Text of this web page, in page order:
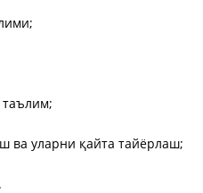
ва уларни қайта тайёрлаш;